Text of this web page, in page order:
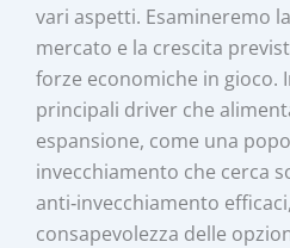
vari aspetti. Esamineremo
mercato e la crescita
forze economiche in gioco.
principali driver che
espansione, come una
invecchiamento che cerca
anti‑invecchiamento
consapevolezza delle